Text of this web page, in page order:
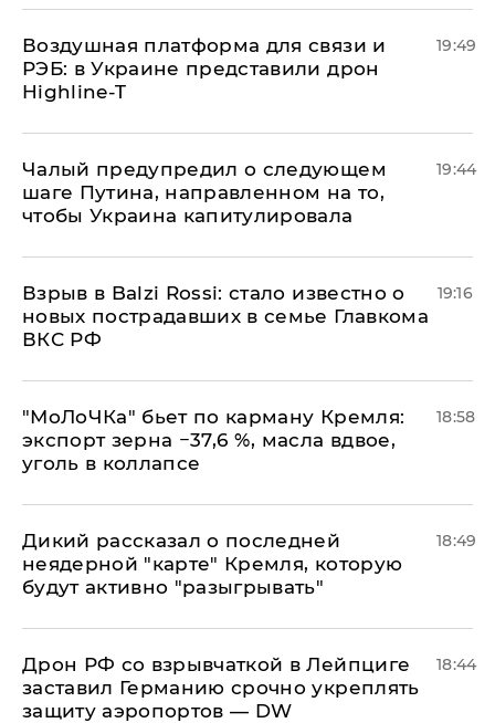
Воздушная платформа для связи и
РЭБ: в Украине представили дрон
Highline-T
19:49
Чалый предупредил о следующем
шаге Путина, направленном на то,
чтобы Украина капитулировала
19:44
Взрыв в Balzi Rossi: стало известно о
новых пострадавших в семье Главкома
ВКС РФ
19:16
​"МоЛоЧКа" бьет по карману Кремля:
экспорт зерна −37,6 %, масла вдвое,
уголь в коллапсе
18:58
Дикий рассказал о последней
неядерной "карте" Кремля, которую
будут активно "разыгрывать"
18:49
​Дрон РФ со взрывчаткой в Лейпциге
заставил Германию срочно укреплять
защиту аэропортов — DW
18:44